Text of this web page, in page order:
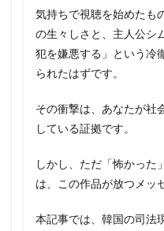
気持ちで視聴を始めたも
の生々しさと、主人公シ
犯を嫌悪する」という冷
られたはずです。
その衝撃は、あなたが社
している証拠です。
しかし、ただ「怖かった
は、この作品が放つメッ
本記事では、韓国の司法